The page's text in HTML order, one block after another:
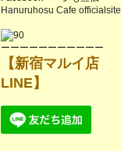
Hanuruhosu Cafe officialsite
ーーーーーーーーーーー
【新宿マルイ店
LINE】